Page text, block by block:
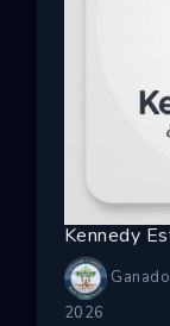
Kennedy
2026